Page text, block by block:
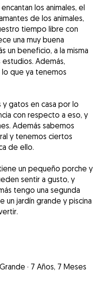
los animales, el
de los animales,
tiempo libre con
una muy buena
un beneficio, a la misma
Además,
lo que ya tenemos
gatos en casa por lo
con respecto a eso, y
Además sabemos
y tenemos ciertos
de ello.
un pequeño porche y
sentir a gusto, y
tengo una segunda
un jardín grande y piscina
Grande · 7 Años, 7 Meses